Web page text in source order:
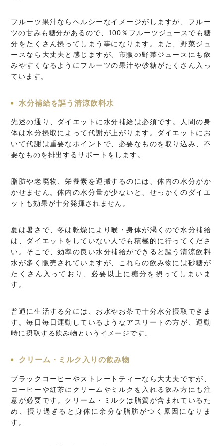
フルーツ果汁ならヘルシーなイメージがしますが、フルー
ツの甘みも糖分があるので、100％フルーツジュースでも糖
分をたくさん摂ってしまう事になります。また、野菜ジュ
ースなら大丈夫と感じますが、市販の野菜ジュースにも飲
みやすくなるようにフルーツの果汁や砂糖がたくさん入っ
ています。
水分補給を謳う清涼飲料水
先述の通り、ダイエットに水分補給は必須です。人間の身
体は水分摂取によって代謝が上がります。ダイエットにお
いて代謝は重要なポイントで、必要なものを取り込み、不
要なものを排出するサポートをします。
脂肪や老廃物、栄養素を運搬するのには、体内の水分がか
かせません。体内の水分量が少ないと、せっかくのダイエ
ットも効果が十分発揮されません。
夏は暑さで、冬は乾燥により喉・身体が渇くので水分補給
は、ダイエットをしていない人でも積極的に行ってくださ
い。そこで、効率の良い水分補給ができると謳う清涼飲料
水が多く販売されていますが、これらの飲み物には砂糖が
たくさん入っており、必要以上に糖分を摂ってしまいま
す。
普通に生活する分には、お水やお茶で十分水分摂取できま
す。毎日毎日運動しているようなアスリートの方が、運動
時に摂取する飲み物というイメージです。
クリーム・ミルク入りの飲み物
ブラックコーヒーやストレートティーなら大丈夫ですが、
コーヒーや紅茶にクリームやミルクを入れる飲み方にも注
意が必要です。クリーム・ミルクは脂質が含まれているた
め、摂り過ぎると身体に余分な脂肪がつく原因になりま
す。